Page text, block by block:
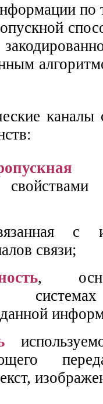
каналы
свойствами
с
связи;
,